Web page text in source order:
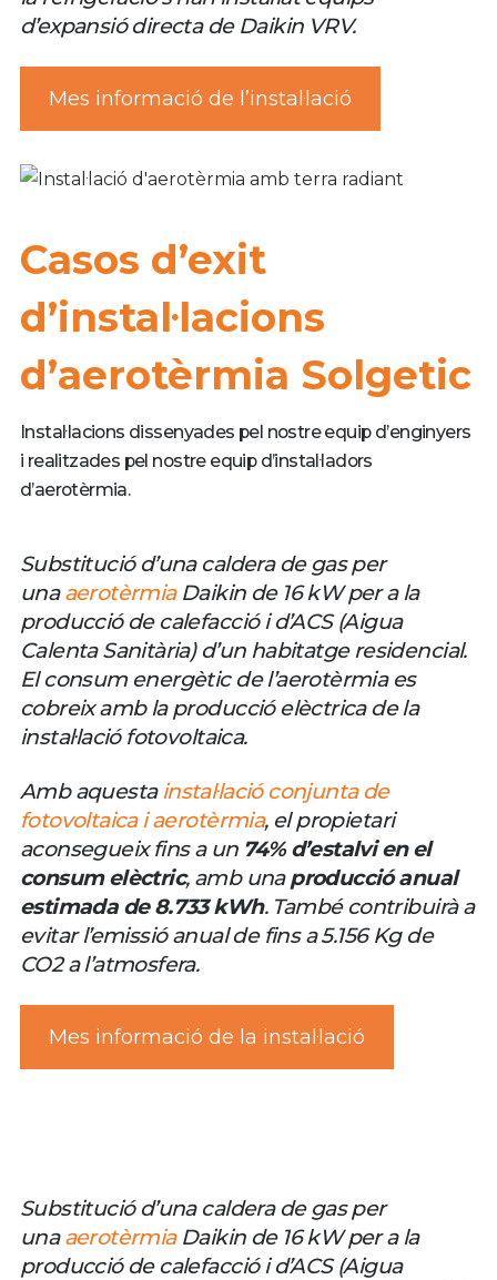
d’expansió directa de Daikin VRV.
Mes informació de l’instal·lació
Casos d’exit
d’instal·lacions
d’aerotèrmia Solgetic
Instal·lacions dissenyades pel nostre equip d’enginyers
i realitzades pel nostre equip d’instal·ladors
d’aerotèrmia.
Substitució d’una caldera de gas per
unaaerotèrmia Daikin de 16 kW per a la
producció de calefacció i d’ACS (Aigua
Calenta Sanitària) d’un habitatge residencial.
El consum energètic de l’aerotèrmia es
cobreix amb la producció elèctrica de la
instal·lació fotovoltaica.
Amb aquestainstal·lació conjunta de
fotovoltaica i aerotèrmia, el propietari
aconsegueix fins a un 74% d’estalvi en el
consum elèctric, amb unaproducció anual
estimada de 8.733 kWh. També contribuirà a
evitar l’emissió anual de fins a 5.156 Kg de
CO2 a l’atmosfera.
Mes informació de la instal·lació
Substitució d’una caldera de gas per
unaaerotèrmia Daikin de 16 kW per a la
producció de calefacció i d’ACS (Aigua